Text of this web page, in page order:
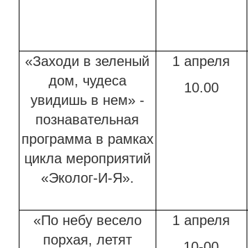
«Заходи в зеленый
дом, чудеса
увидишь в нем» -
познавательная
программа в рамках
цикла мероприятий
«Эколог-И-Я».
1 апреля
10.00
«По небу весело
порхая, летят
1 апреля